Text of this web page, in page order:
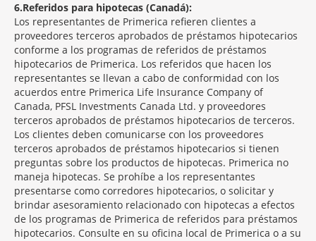
6 Referidos para hipotecas (Canadá):
Los representantes de Primerica refieren clientes a
proveedores terceros aprobados de préstamos hipotecarios
conforme a los programas de referidos de préstamos
hipotecarios de Primerica. Los referidos que hacen los
representantes se llevan a cabo de conformidad con los
acuerdos entre Primerica Life Insurance Company of
Canada, PFSL Investments Canada Ltd. y proveedores
terceros aprobados de préstamos hipotecarios de terceros.
Los clientes deben comunicarse con los proveedores
terceros aprobados de préstamos hipotecarios si tienen
preguntas sobre los productos de hipotecas. Primerica no
maneja hipotecas. Se prohíbe a los representantes
presentarse como corredores hipotecarios, o solicitar y
brindar asesoramiento relacionado con hipotecas a efectos
de los programas de Primerica de referidos para préstamos
hipotecarios. Consulte en su oficina local de Primerica o a su